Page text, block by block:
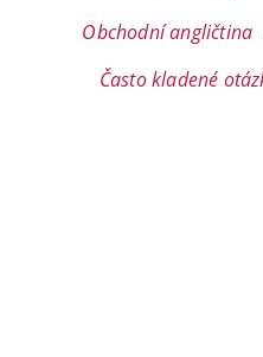
Obchodní angličtina
Často kladené